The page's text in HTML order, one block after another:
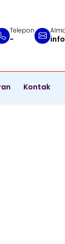
Telepon
-
Kontak